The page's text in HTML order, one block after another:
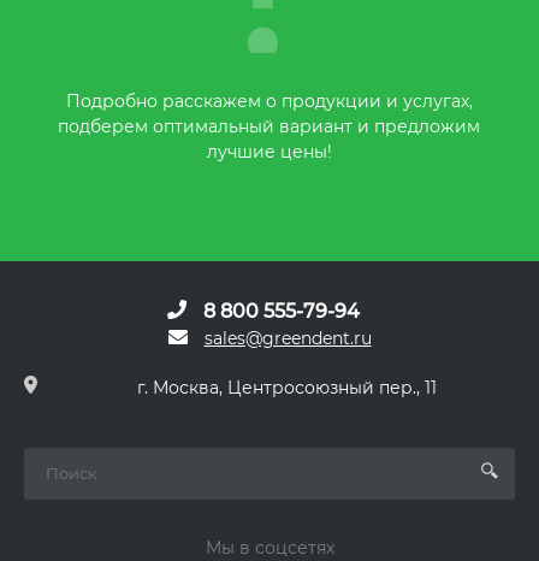
Подробно расскажем о продукции и услугах,
подберем оптимальный вариант и предложим
лучшие цены!
8 800 555-79-94
sales@greendent.ru
г. Москва, Центросоюзный пер., 11
Мы в соцсетях